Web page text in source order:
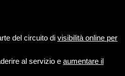
del circuito divisibilità online per
al servizio eaumentare il